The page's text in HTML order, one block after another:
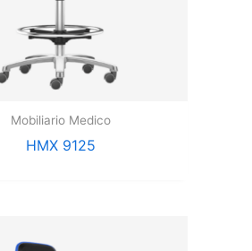
Mobiliario Medico
HMX 9125